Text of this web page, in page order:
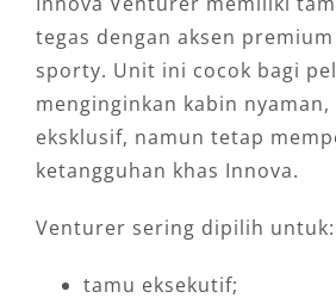
tegas dengan aksen
sporty. Unit ini cocok bagi
menginginkan kabin
eksklusif, namun tetap
ketangguhan khas Innova.
Venturer sering dipilih untuk:
tamu eksekutif;